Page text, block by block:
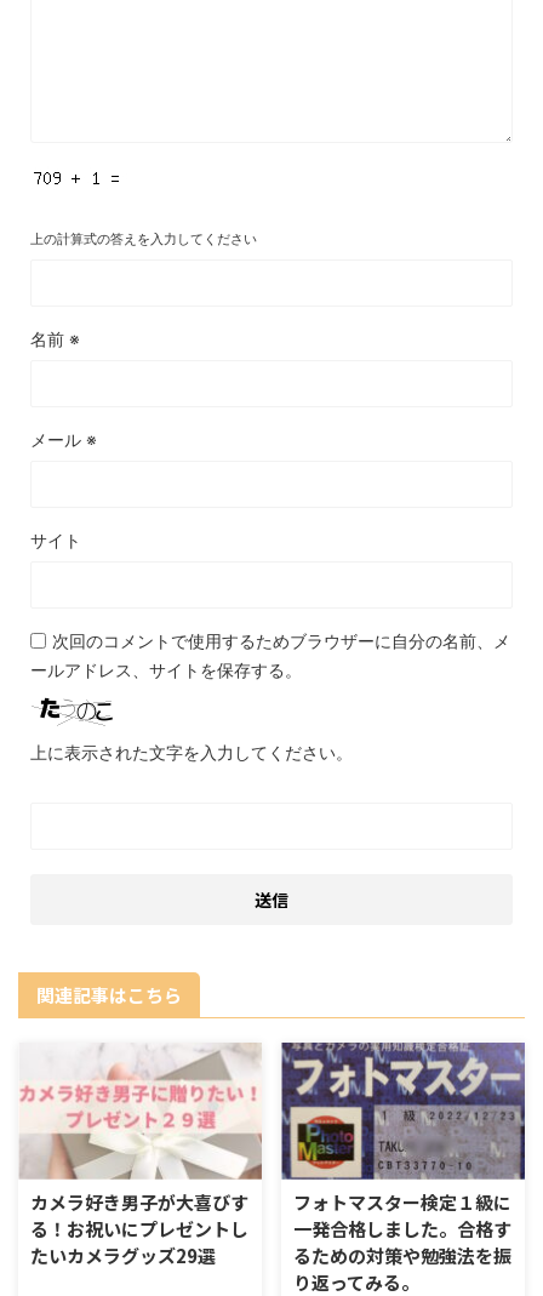
上の計算式の答えを入力してください
名前 ※
メール ※
サイト
次回のコメントで使用するためブラウザーに自分の名前、メ
ールアドレス、サイトを保存する。
上に表示された文字を入力してください。
関連記事はこちら
カメラ好き男子が大喜びす
る！お祝いにプレゼントし
たいカメラグッズ29選
フォトマスター検定１級に
一発合格しました。合格す
るための対策や勉強法を振
り返ってみる。